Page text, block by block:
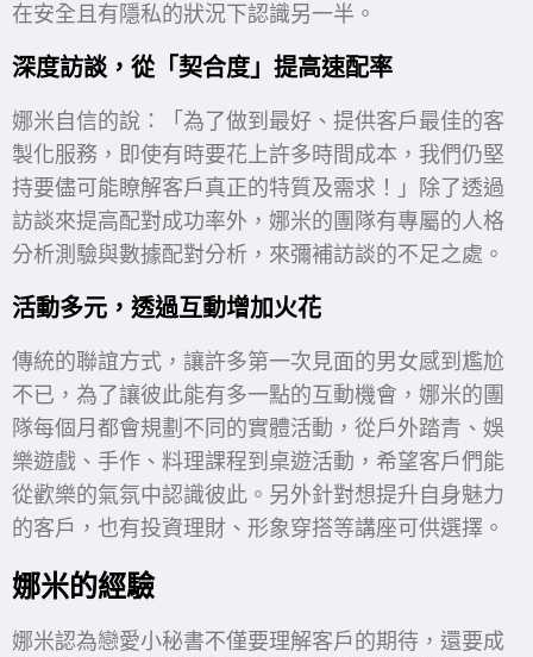
在安全且有隱私的狀況下認識另一半。
深度訪談，從「契合度」提高速配率
娜米自信的說：「為了做到最好、提供客戶最佳的客
製化服務，即使有時要花上許多時間成本，我們仍堅
持要儘可能瞭解客戶真正的特質及需求！」除了透過
訪談來提高配對成功率外，娜米的團隊有專屬的人格
分析測驗與數據配對分析，來彌補訪談的不足之處。
活動多元，透過互動增加火花
傳統的聯誼方式，讓許多第一次見面的男女感到尷尬
不已，為了讓彼此能有多一點的互動機會，娜米的團
隊每個月都會規劃不同的實體活動，從戶外踏青、娛
樂遊戲、手作、料理課程到桌遊活動，希望客戶們能
從歡樂的氣氛中認識彼此。另外針對想提升自身魅力
的客戶，也有投資理財、形象穿搭等講座可供選擇。
娜米的經驗
娜米認為戀愛小秘書不僅要理解客戶的期待，還要成